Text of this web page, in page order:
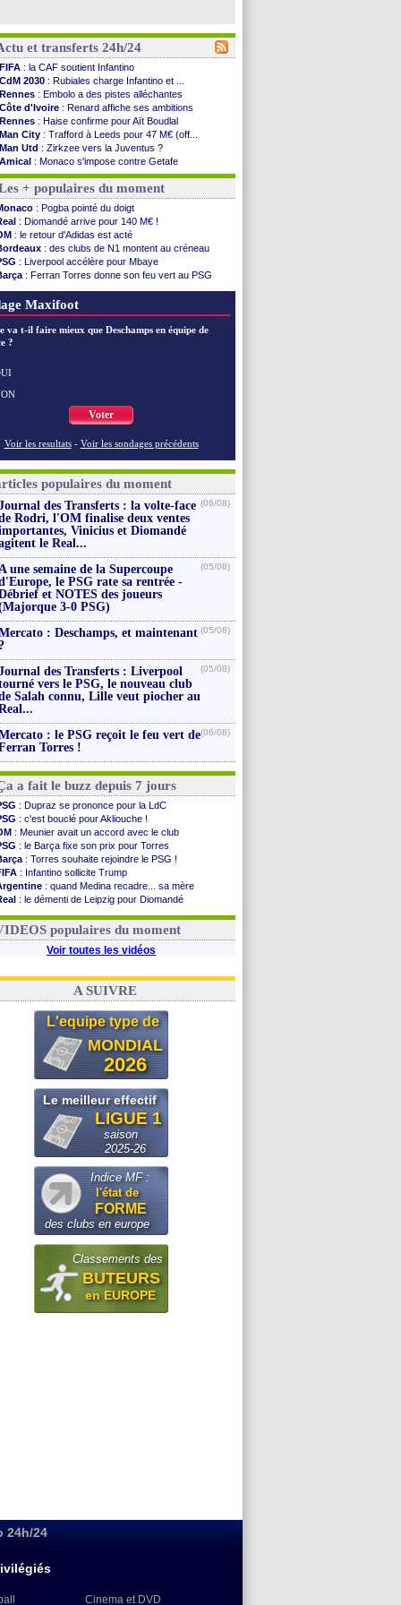
et transferts 24h/24
FIFA : la CAF soutient Infantino
CdM 2030 : Rubiales charge Infantino et ...
Rennes : Embolo a des pistes alléchantes
Côte d'Ivoire : Renard affiche ses ambitions
Rennes : Haise confirme pour Aït Boudlal
Man City : Trafford à Leeds pour 47 M€ (off...
Man Utd : Zirkzee vers la Juventus ?
Amical : Monaco s'impose contre Getafe
Nantes: Der Zakarian et sa relation avec Kita
OM: le club prêt à libérer Kondogbia ?
Monaco: le message touchant d'Akliouche
FIFA: Tebas en remet une couche
FIFA : l'UEFA maintient la pression
PSG: Tebas encense Luis Enrique
Real: Vinicius jusqu'en 2032 (officiel)
Lyon: Mangala va rejoindre Getafe
OM: une offre refusée pour Aguerd
Troyes: Junior Diaz jusqu'en 2030 (officiel)
OM : une offre pour Bulka
PSG
Arsenal
+ populaires du moment
: Pogba pointé du doigt
: Diomandé arrive pour 140 M€ !
: le retour d'Adidas est acté
: des clubs de N1 montent au créneau
: Liverpool accélère pour Mbaye
: Ferran Torres donne son feu vert au PSG
City: Rodri préfère le Barça au Real !
Maxifoot
va t-il faire mieux que Deschamps en équipe de
?
Voter
Voir les resultats - Voir les sondages précédents
populaires du moment
des Transferts : la volte-face
Rodri, l'OM finalise deux ventes
Vinicius et Diomandé
le Real...
(06/08)
une semaine de la Supercoupe
le PSG rate sa rentrée -
et NOTES des joueurs
3-0 PSG)
(05/08)
: Deschamps, et maintenant (05/08)
des Transferts : Liverpool
vers le PSG, le nouveau club
Salah connu, Lille veut piocher au
(05/08)
: le PSG reçoit le feu vert de
Torres !
(06/08)
a fait le buzz depuis 7 jours
: Dupraz se prononce pour la LdC
: c'est bouclé pour Akliouche !
: Meunier avait un accord avec le club
: le Barça fixe son prix pour Torres
: Torres souhaite rejoindre le PSG !
: Infantino sollicite Trump
: quand Medina recadre... sa mère
: le démenti de Leipzig pour Diomandé
: le conseiller d'Infantino démissionne !
populaires du moment
Voir toutes les vidéos
A SUIVRE
L'equipe type de
MONDIAL
2026
Le meilleur effectif
LIGUE 1
saison
2025-26
Indice MF :
l'état de
FORME
des clubs en europe
Classements des
BUTEURS
en EUROPE
24h/24
Cinema et DVD